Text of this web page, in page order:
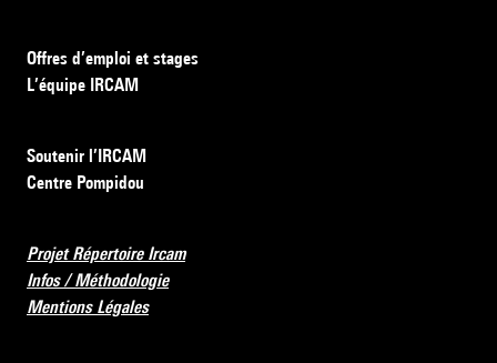
Offres d’emploi et stages
L’équipe IRCAM
Soutenir l’IRCAM
Centre Pompidou
Projet Répertoire Ircam
Infos / Méthodologie
Mentions Légales